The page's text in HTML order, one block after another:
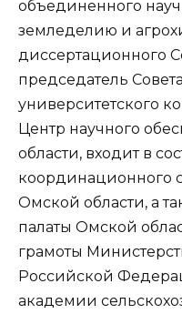
объединенного
земледелию и
диссертационного
председатель
университетского
Центр научного
области, входит в
координационного
Омской области, а
палаты Омской
грамоты
Российской
академии